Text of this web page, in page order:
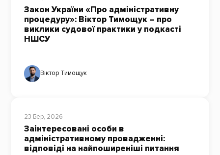
Закон України «Про адміністративну
процедуру»: Віктор Тимощук – про
виклики судової практики у подкасті
НШСУ
Віктор Тимощук
23 Бер, 2026
Заінтересовані особи в
адміністративному провадженні:
відповіді на найпоширеніші питання